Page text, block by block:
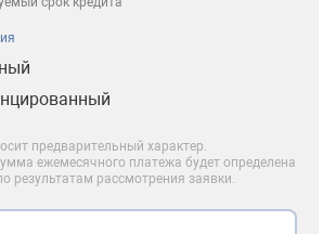
предварительный характер.
ежемесячного платежа будет определена
результатам рассмотрения заявки.